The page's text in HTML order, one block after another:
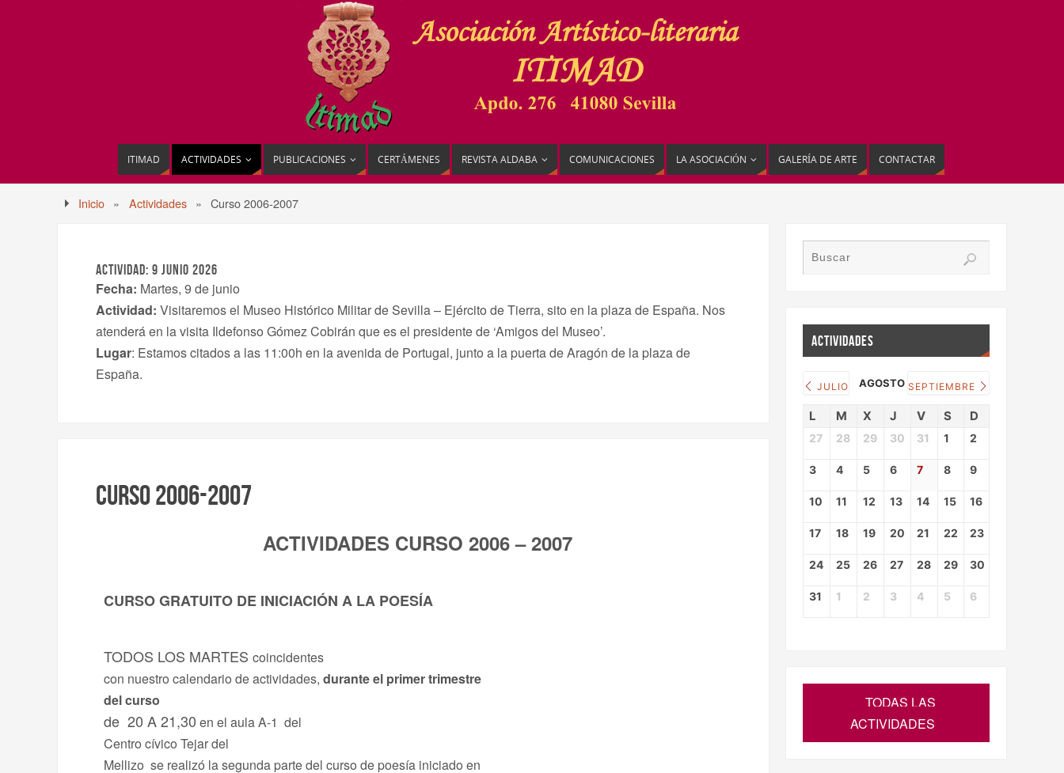
ITIMAD ACTIVIDADES PUBLICACIONES CERTÁMENES REVISTA ALDABA COMUNICACIONES LA ASOCIACIÓN GALERÍA DE ARTE CONTACTAR
Inicio » Actividades » Curso 2006-2007
ACTIVIDAD: 9 JUNIO 2026
Fecha: Martes, 9 de junio
Actividad: Visitaremos el Museo Histórico Militar de Sevilla – Ejército de Tierra, sito en la plaza de España. Nos
atenderá en la visita Ildefonso Gómez Cobirán que es el presidente de ‘Amigos del Museo’.
Lugar: Estamos citados a las 11:00h en la avenida de Portugal, junto a la puerta de Aragón de la plaza de
España.
Curso 2006-2007
ACTIVIDADES CURSO 2006 – 2007
CURSO GRATUITO DE INICIACIÓN A LA POESÍA
TODOS LOS MARTES coincidentes
con nuestro calendario de actividades, durante el primer trimestre
del curso
de 20 A 21,30 en el aula A-1 del
Centro cívico Tejar del
Mellizo se realizó la segunda parte del curso de poesía iniciado en
ACTIVIDADES
JULIO AGOSTO 2026SEPTIEMBRE
L M X J V S D
27 28 29 30 31 1 2
3 4 5 6 7 8 9
10 11 12 13 14 15 16
17 18 19 20 21 22 23
24 25 26 27 28 29 30
31 1 2 3 4 5 6
TODAS LAS
ACTIVIDADES